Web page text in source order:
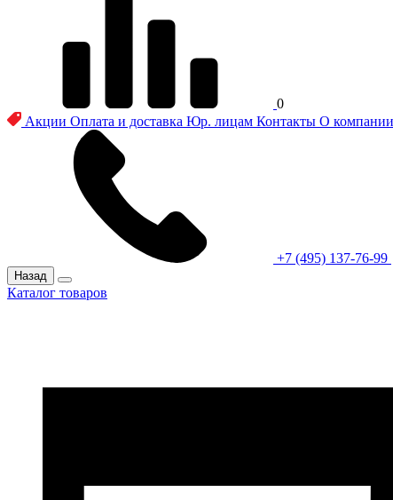
0
Акции Оплата и доставка Юр. лицам Контакты О компании
+7 (495) 137-76-99
Назад
Каталог товаров